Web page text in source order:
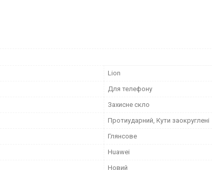
Lion
Для телефону
Захисне скло
Протиударний, Кути заокруглені
Глянсове
Huawei
Новий